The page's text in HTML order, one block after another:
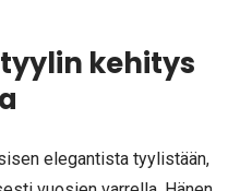
kehitys
elegantista tyylistään,